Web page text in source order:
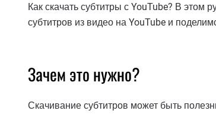
Как скачать субтитры с YouTube? В этом
субтитров из видео на YouTube и
Зачем это нужно?
Скачивание субтитров может быть